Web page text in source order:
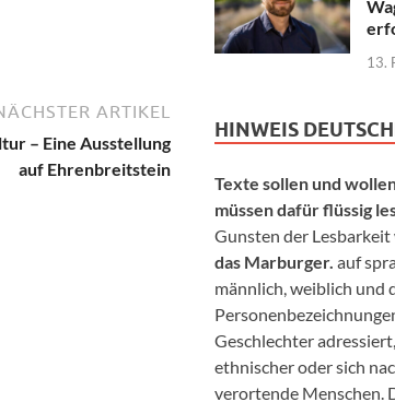
ARTIKEL
– Eine Ausstellung
auf Ehrenbreitstein
13.
HINWEIS
Texte sollen und
müssen dafür flüssig
Gunsten der
das Marburger. auf
männlich, weiblich und
Geschlechter
ethnischer oder sich
verortende Menschen.